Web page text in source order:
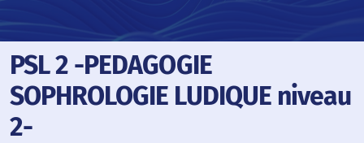
PSL 2 -PEDAGOGIE
SOPHROLOGIE LUDIQUE niveau
2-